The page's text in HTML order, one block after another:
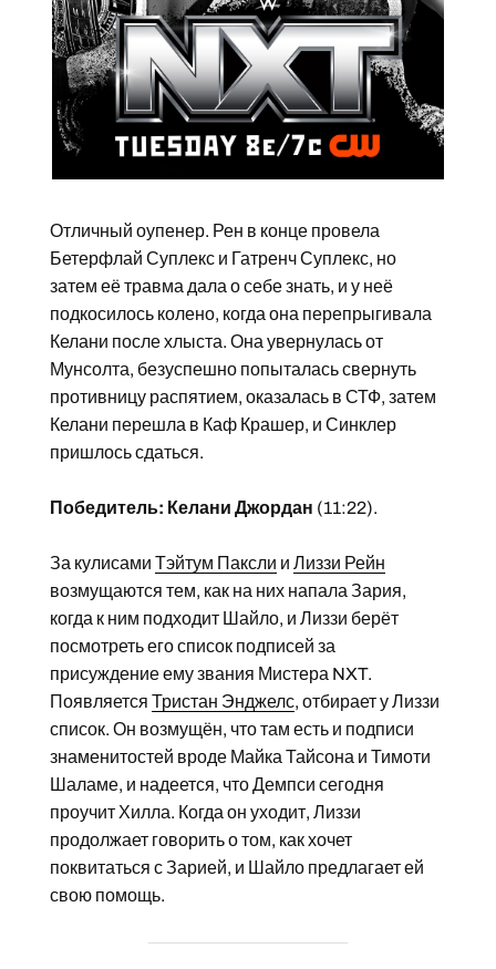
Отличный оупенер. Рен в конце провела
Бетерфлай Суплекс и Гатренч Суплекс, но
затем её травма дала о себе знать, и у неё
подкосилось колено, когда она перепрыгивала
Келани после хлыста. Она увернулась от
Мунсолта, безуспешно попыталась свернуть
противницу распятием, оказалась в СТФ, затем
Келани перешла в Каф Крашер, и Синклер
пришлось сдаться.
Победитель: Келани Джордан (11:22).
За кулисами Тэйтум Паксли и Лиззи Рейн
возмущаются тем, как на них напала Зария,
когда к ним подходит Шайло, и Лиззи берёт
посмотреть его список подписей за
присуждение ему звания Мистера NXT.
Появляется Тристан Энджелс, отбирает у Лиззи
список. Он возмущён, что там есть и подписи
знаменитостей вроде Майка Тайсона и Тимоти
Шаламе, и надеется, что Демпси сегодня
проучит Хилла. Когда он уходит, Лиззи
продолжает говорить о том, как хочет
поквитаться с Зарией, и Шайло предлагает ей
свою помощь.